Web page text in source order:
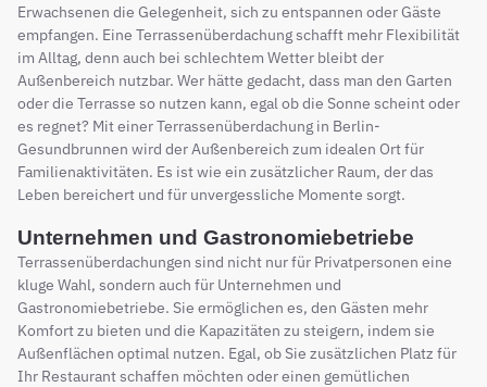
Erwachsenen die Gelegenheit, sich zu entspannen oder Gäste
empfangen. Eine Terrassenüberdachung schafft mehr Flexibilität
im Alltag, denn auch bei schlechtem Wetter bleibt der
Außenbereich nutzbar. Wer hätte gedacht, dass man den Garten
oder die Terrasse so nutzen kann, egal ob die Sonne scheint oder
es regnet? Mit einer Terrassenüberdachung in Berlin-
Gesundbrunnen wird der Außenbereich zum idealen Ort für
Familienaktivitäten. Es ist wie ein zusätzlicher Raum, der das
Leben bereichert und für unvergessliche Momente sorgt.
Unternehmen und Gastronomiebetriebe
Terrassenüberdachungen sind nicht nur für Privatpersonen eine
kluge Wahl, sondern auch für Unternehmen und
Gastronomiebetriebe. Sie ermöglichen es, den Gästen mehr
Komfort zu bieten und die Kapazitäten zu steigern, indem sie
Außenflächen optimal nutzen. Egal, ob Sie zusätzlichen Platz für
Ihr Restaurant schaffen möchten oder einen gemütlichen